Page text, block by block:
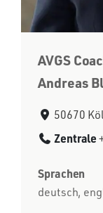
AVGS
Andreas
50670
Zentrale
Sprachen
deutsch,